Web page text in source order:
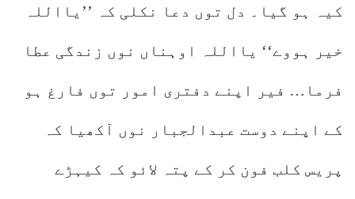
کیہ ہو گیا۔ دل توں دعا نکلی کہ ’’یااللہ
خیر ہووے‘‘ یااللہ اوہناں نوں زندگی عطا
فرما… فیر اپنے دفتری امور توں فارغ ہو
کے اپنے دوست عبدالجبار نوں آکھیا کہ
پریس کلب فون کر کے پتہ لائو کہ کیہڑے